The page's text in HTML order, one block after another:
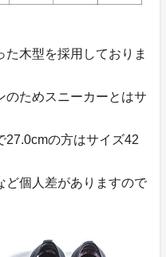
木型を採用しておりま
ためスニーカーとはサ
の方はサイズ42
ど個人差がありますので